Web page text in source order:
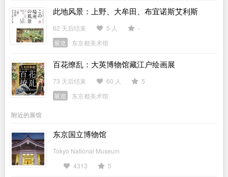
此地风景：上野、大牟田、布宜诺斯艾利斯
62 天后结束 5 人
-
展览
东京都美术馆
百花缭乱：大英博物馆藏江户绘画展
73 天后结束 60 人
5
展览
东京都美术馆
附近的展馆
东京国立博物馆
Tokyo National Museum
4313
5